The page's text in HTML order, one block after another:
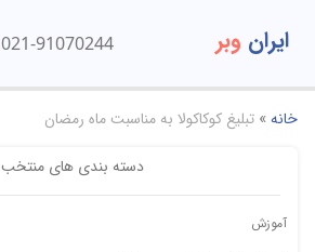
ایران وبر 021-91070244
خانه» تبلیغ کوکاکولا به مناسبت ماه رمضان
دسته بندی های منتخب
آموزش